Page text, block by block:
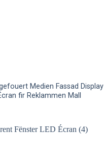
Medien Fassad Display
fir Reklammen Mall